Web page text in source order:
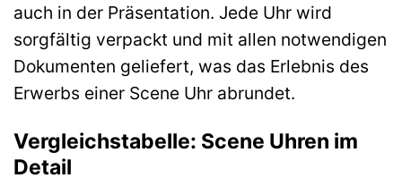
auch in der Präsentation. Jede Uhr wird
sorgfältig verpackt und mit allen notwendigen
Dokumenten geliefert, was das Erlebnis des
Erwerbs einer Scene Uhr abrundet.
Vergleichstabelle: Scene Uhren im
Detail